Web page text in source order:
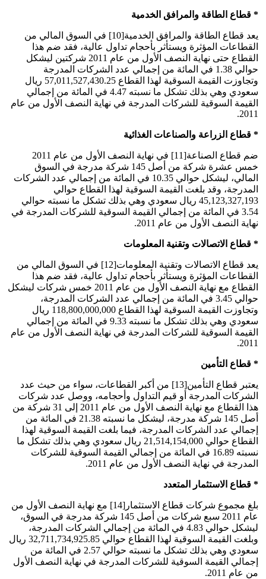
* قطاع الطاقة والمرافق الخدمية
يعد قطاع الطاقة والمرافق الخدمية[10] في السوق المالي من
القطاعات المؤثرة ويستأثر بأحجام تداول عالية، فقد ضم هذا
القطاع حتى نهاية النصف الأول من عام 2011 شركتين ليشكل
حوالي 1.38 في المائة من إجمالي عدد الشركات المدرجة
وتجاوزت القيمة السوقية لهذا القطاع 57,011,527,430.25 ريال
سعودي وهي بذلك تشكل ما نسبته 4.47 في المائة من إجمالي
القيمة السوقية للشركات المدرجة في نهاية النصف الأول من عام
2011.
* قطاع الزراعة والصناعات الغذائية
ضم قطاع الصناعة[11] في نهاية النصف الأول من عام 2011
خمس عشرة شركة من أصل 145 شركة مدرجة في السوق
المالي، ليشكل حوالي 10.35 في المائة من إجمالي عدد الشركات
المدرجة، وقد بلغت القيمة السوقية لهذا القطاع حوالي
45,123,327,193 ريال سعودي وهي بذلك تشكل ما نسبته حوالي
3.54 في المائة من إجمالي القيمة السوقية للشركات المدرجة في
نهاية النصف الأول من عام 2011.
* قطاع الاتصالات وتقنية المعلومات
يعد قطاع الاتصالات وتقنية المعلومات[12] في السوق المالي من
القطاعات المؤثرة ويستأثر بأحجام تداول عالية، فقد ضم هذا
القطاع مع نهاية النصف الأول من عام 2011 خمس شركات ليشكل
حوالي 3.45 في المائة من إجمالي عدد الشركات المدرجة،
وتجاوزت القيمة السوقية لهذا القطاع 118,800,000,000 ريال
سعودي وهي بذلك تشكل ما نسبته 9.33 في المائة من إجمالي
القيمة السوقية للشركات المدرجة في نهاية النصف الأول من عام
2011.
* قطاع التأمين
يعتبر قطاع التأمين[13] من أكبر القطاعات، سواء من حيث عدد
الشركات المدرجة أو قيم التداول وأحجامه، ووصل عدد شركات
هذا القطاع مع نهاية النصف الأول من عام 2011 إلى 31 شركة من
أصل 145 شركة مدرجة، ليشكل ما نسبته 21.38 في المائة من
إجمالي عدد الشركات المدرجة، فيما بلغت القيمة السوقية لهذا
القطاع حوالي 21,514,154,000 ريال سعودي وهي بذلك تشكل ما
نسبته 16.89 في المائة من إجمالي القيمة السوقية للشركات
المدرجة في نهاية النصف الأول من عام 2011.
* قطاع الاستثمار المتعدد
بلغ مجموع شركات قطاع الاستثمار[14] مع نهاية النصف الأول من
عام 2011 سبع شركات من أصل 145 شركة مدرجة في السوق،
ليشكل حوالي 4.83 في المائة من إجمالي الشركات المدرجة،
وبلغت القيمة السوقية لهذا القطاع حوالي 32,711,734,925.85 ريال
سعودي وهي بذلك تشكل ما نسبته حوالي 2.57 في المائة من
إجمالي القيمة السوقية للشركات المدرجة في نهاية النصف الأول
من عام 2011.